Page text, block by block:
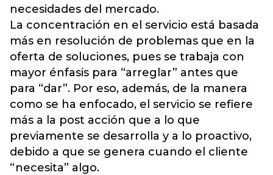
necesidades del mercado.
La concentración en el servicio está basada
más en resolución de problemas que en la
oferta de soluciones, pues se trabaja con
mayor énfasis para “arreglar” antes que
para “dar”. Por eso, además, de la manera
como se ha enfocado, el servicio se refiere
más a la post acción que a lo que
previamente se desarrolla y a lo proactivo,
debido a que se genera cuando el cliente
“necesita” algo.